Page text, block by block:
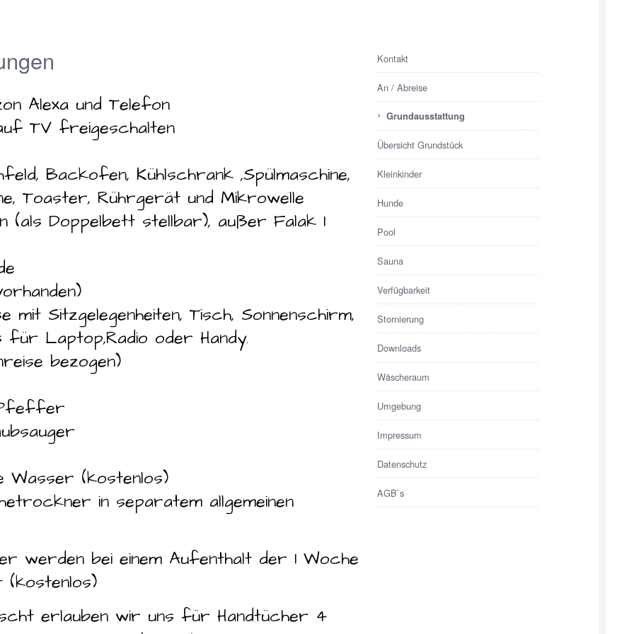
Alexa und Telefon
TV freigeschalten
Backofen, Kühlschrank ,Spülmaschine,
Toaster, Rührgerät und Mikrowelle
(als Doppelbett stellbar), außer Falak 1
mit Sitzgelegenheiten, Tisch, Sonnenschirm,
für Laptop,Radio oder Handy.
bezogen)
Pfeffer
Wasser (kostenlos)
in separatem allgemeinen
werden bei einem Aufenthalt der 1 Woche
(kostenlos)
erlauben wir uns für Handtücher 4
Kontakt
An / Abreise
› Grundausstattung
Übersicht Grundstück
Kleinkinder
Hunde
Pool
Sauna
Verfügbarkeit
Stornierung
Downloads
Wäscheraum
Umgebung
Impressum
Datenschutz
AGB`s